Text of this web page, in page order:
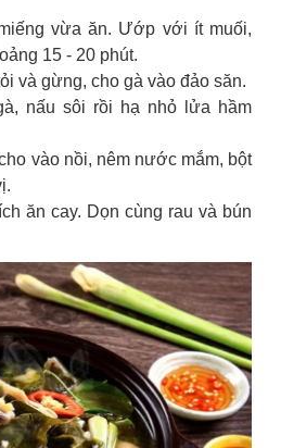
vừa ăn. Ướp với ít muối,
15 - 20 phút.
và gừng, cho gà vào đảo săn.
nấu sôi rồi hạ nhỏ lửa hầm
vào nồi, nêm nước mắm, bột
ăn cay. Dọn cùng rau và bún